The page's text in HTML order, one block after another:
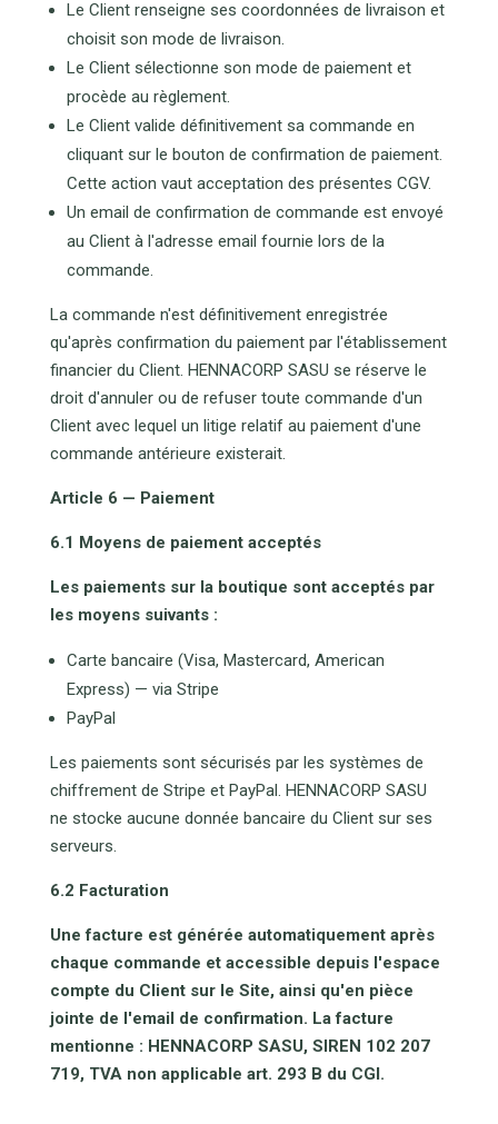
Le Client renseigne ses coordonnées de livraison et
choisit son mode de livraison.
Le Client sélectionne son mode de paiement et
procède au règlement.
Le Client valide définitivement sa commande en
cliquant sur le bouton de confirmation de paiement.
Cette action vaut acceptation des présentes CGV.
Un email de confirmation de commande est envoyé
au Client à l'adresse email fournie lors de la
commande.
La commande n'est définitivement enregistrée
qu'après confirmation du paiement par l'établissement
financier du Client. HENNACORP SASU se réserve le
droit d'annuler ou de refuser toute commande d'un
Client avec lequel un litige relatif au paiement d'une
commande antérieure existerait.
Article 6 — Paiement
6.1 Moyens de paiement acceptés
Les paiements sur la boutique sont acceptés par
les moyens suivants :
Carte bancaire (Visa, Mastercard, American
Express) — via Stripe
PayPal
Les paiements sont sécurisés par les systèmes de
chiffrement de Stripe et PayPal. HENNACORP SASU
ne stocke aucune donnée bancaire du Client sur ses
serveurs.
6.2 Facturation
Une facture est générée automatiquement après
chaque commande et accessible depuis l'espace
compte du Client sur le Site, ainsi qu'en pièce
jointe de l'email de confirmation. La facture
mentionne : HENNACORP SASU, SIREN 102 207
719, TVA non applicable art. 293 B du CGI.